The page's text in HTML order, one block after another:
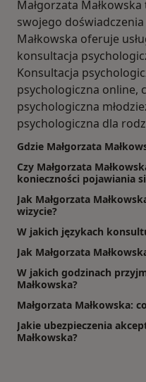
Małgorzata
swojego doświadczenia
Małkowska oferuje
konsultacja
Konsultacja
psychologiczna online,
psychologiczna
psychologiczna dla
Gdzie Małgorzata
Czy Małgorzata
konieczności pojawiania
Jak Małgorzata
wizycie?
W jakich językach
Jak Małgorzata
W jakich godzinach
Małkowska?
Małgorzata Małkowska:
Jakie ubezpieczenia
Małkowska?